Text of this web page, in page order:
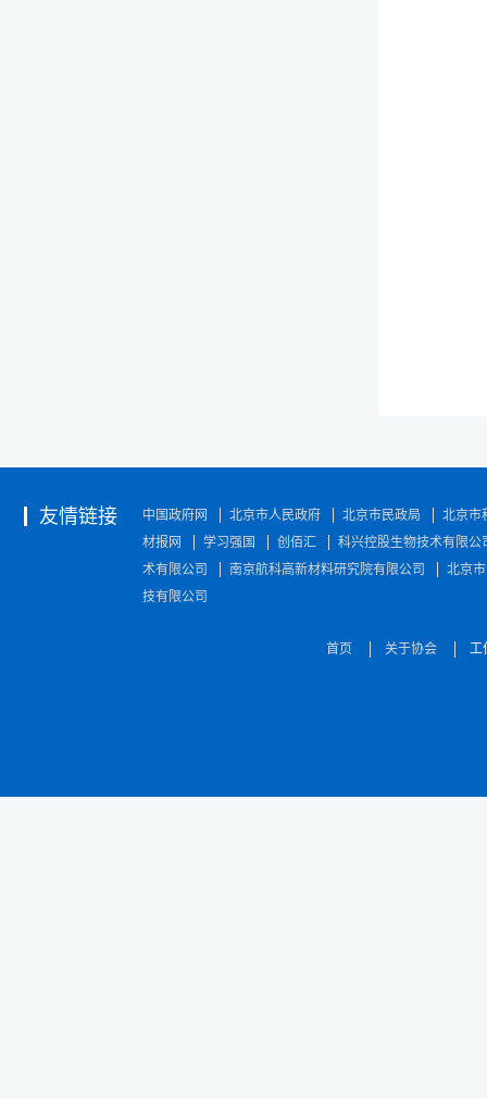
友情链接 中国政府网 北京市人民政府 北京市民政局
北京市
材报网
学习强国 创佰汇
科兴控股生物技术有限公
术有限公司
南京航科高新材料研究院有限公司
北京
技有限公司
首页 关于协会 工